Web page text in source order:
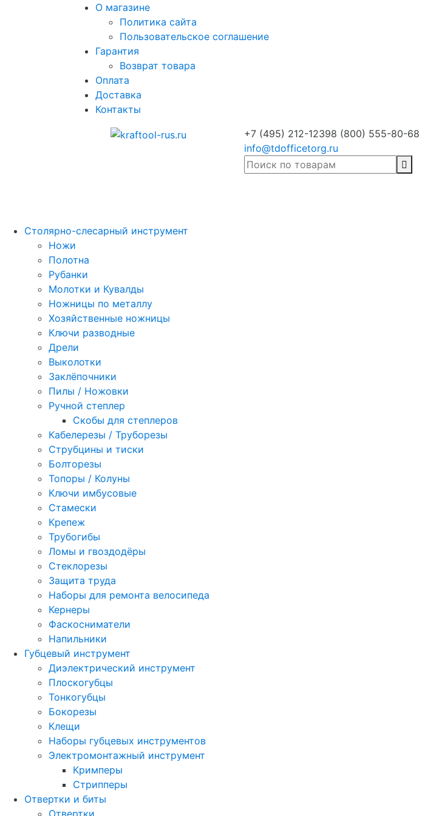
О магазине
Политика сайта
Пользовательское соглашение
Гарантия
Возврат товара
Оплата
Доставка
Контакты
+7 (495) 212-12398 (800) 555-80-68
info@tdofficetorg.ru
Столярно-слесарный инструмент
Ножи
Полотна
Рубанки
Молотки и Кувалды
Ножницы по металлу
Хозяйственные ножницы
Ключи разводные
Дрели
Выколотки
Заклёпочники
Пилы / Ножовки
Ручной степлер
Скобы для степлеров
Кабелерезы / Труборезы
Струбцины и тиски
Болторезы
Топоры / Колуны
Ключи имбусовые
Стамески
Крепеж
Трубогибы
Ломы и гвоздодёры
Стеклорезы
Защита труда
Наборы для ремонта велосипеда
Кернеры
Фаскосниматели
Напильники
Губцевый инструмент
Диэлектрический инструмент
Плоскогубцы
Тонкогубцы
Бокорезы
Клещи
Наборы губцевых инструментов
Электромонтажный инструмент
Кримперы
Стрипперы
Отвертки и биты
Отвертки